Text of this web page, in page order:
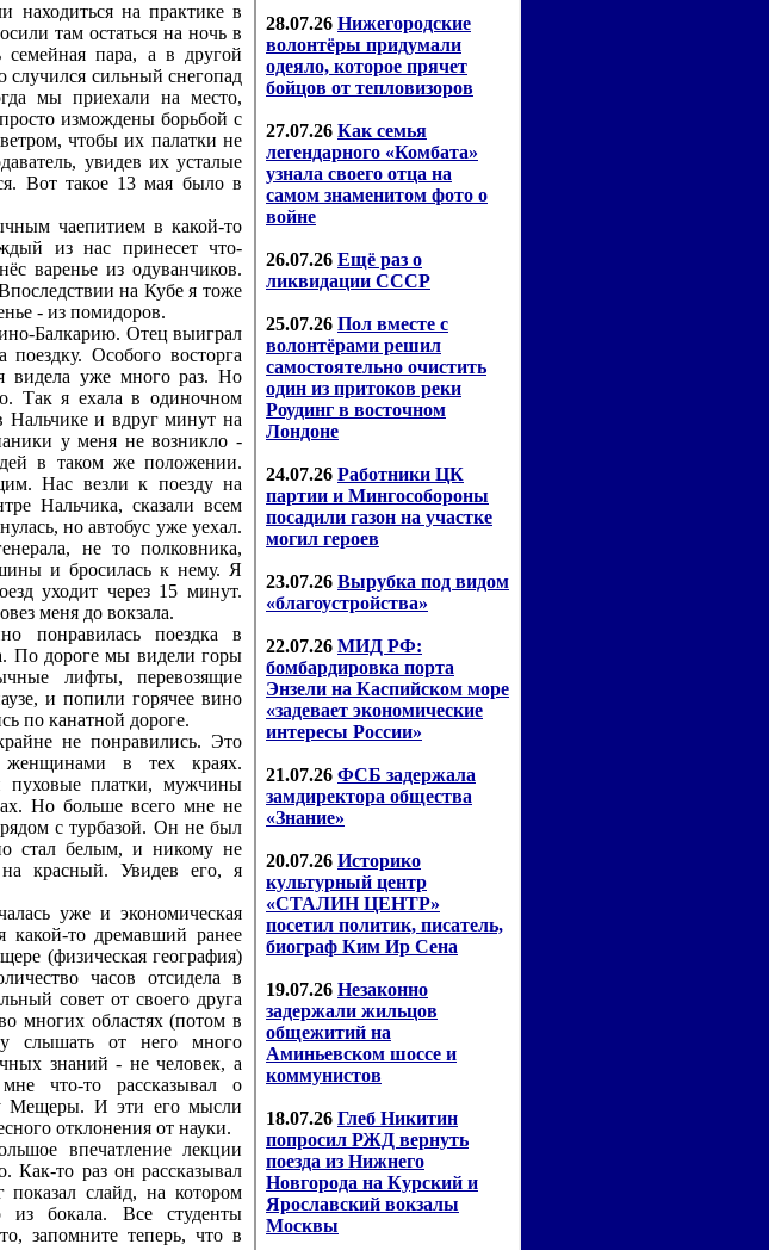
на практике в
там остаться на ночь в
семейная пара, а в другой
сильный снегопад
мы приехали на место,
измождены борьбой с
чтобы их палатки не
увидев их усталые
Вот такое 13 мая было в
чаепитием в какой-то
из нас принесет что-
варенье из одуванчиков.
на Кубе я тоже
- из помидоров.
Балкарию. Отец выиграл
Особого восторга
видела уже много раз. Но
Так я ехала в одиночном
Нальчике и вдруг минут на
у меня не возникло -
в таком же положении.
Нас везли к поезду на
Нальчика, сказали всем
но автобус уже уехал.
не то полковника,
и бросилась к нему. Я
уходит через 15 минут.
меня до вокзала.
поездка в
По дороге мы видели горы
лифты, перевозящие
и попили горячее вино
по канатной дороге.
не понравились. Это
в тех краях.
платки, мужчины
Но больше всего мне не
с турбазой. Он не был
стал белым, и никому не
красный. Увидев его, я
уже и экономическая
какой-то дремавший ранее
(физическая география)
часов отсидела в
совет от своего друга
многих областях (потом в
слышать от него много
знаний - не человек, а
что-то рассказывал о
Мещеры. И эти его мысли
отклонения от науки.
впечатление лекции
Как-то раз он рассказывал
слайд, на котором
бокала. Все студенты
запомните теперь, что в